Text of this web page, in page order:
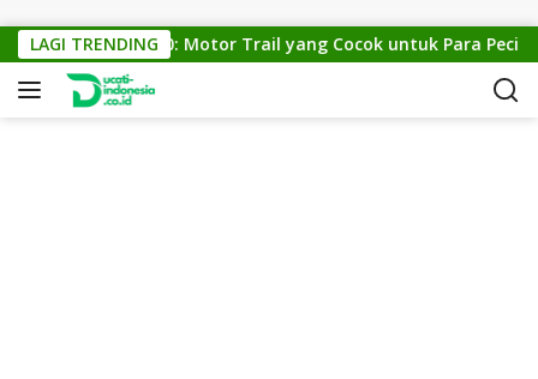
LAGI TRENDING
KTM Cross 150: Motor Trail yang Cocok untuk Para Pecinta